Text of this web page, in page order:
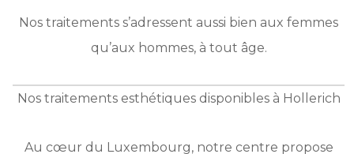
Nos traitements s’adressent aussi bien aux femmes
qu’aux hommes, à tout âge.
Nos traitements esthétiques disponibles à Hollerich
Au cœur du Luxembourg, notre centre propose